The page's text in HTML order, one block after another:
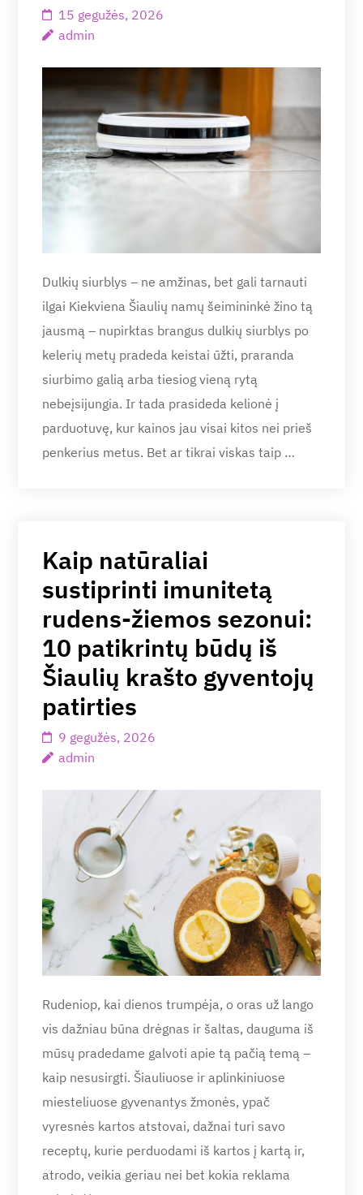
15 gegužės, 2026
admin
Dulkių siurblys – ne amžinas, bet gali tarnauti
ilgai Kiekviena Šiaulių namų šeimininkė žino tą
jausmą – nupirktas brangus dulkių siurblys po
kelerių metų pradeda keistai ūžti, praranda
siurbimo galią arba tiesiog vieną rytą
nebeįsijungia. Ir tada prasideda kelionė į
parduotuvę, kur kainos jau visai kitos nei prieš
penkerius metus. Bet ar tikrai viskas taip …
Kaip natūraliai
sustiprinti imunitetą
rudens-žiemos sezonui:
10 patikrintų būdų iš
Šiaulių krašto gyventojų
patirties
9 gegužės, 2026
admin
Rudeniop, kai dienos trumpėja, o oras už lango
vis dažniau būna drėgnas ir šaltas, dauguma iš
mūsų pradedame galvoti apie tą pačią temą –
kaip nesusirgti. Šiauliuose ir aplinkiniuose
miesteliuose gyvenantys žmonės, ypač
vyresnės kartos atstovai, dažnai turi savo
receptų, kurie perduodami iš kartos į kartą ir,
atrodo, veikia geriau nei bet kokia reklama